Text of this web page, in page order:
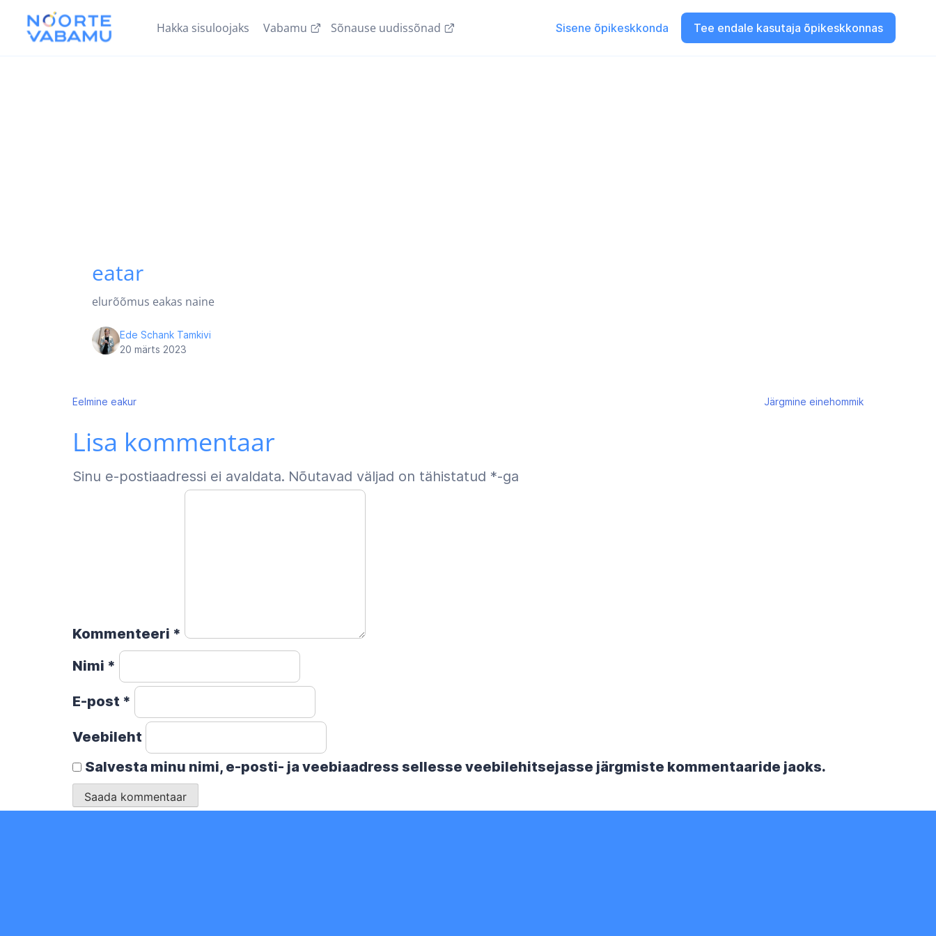
Hakka sisuloojaks Vabamu Sõnause uudissõnad Sisene õpikeskkonda Tee endale kasutaja õpikeskkonnas
eatar
elurõõmus eakas naine
Ede Schank Tamkivi
20 märts 2023
Navigeerimine
Eelmine eakur Järgmine einehommik
Lisa kommentaar
Sinu e-postiaadressi ei avaldata. Nõutavad väljad on tähistatud *-ga
Kommenteeri *
Nimi *
E-post *
Veebileht
Salvesta minu nimi, e-posti- ja veebiaadress sellesse veebilehitsejasse järgmiste kommentaaride jaoks.